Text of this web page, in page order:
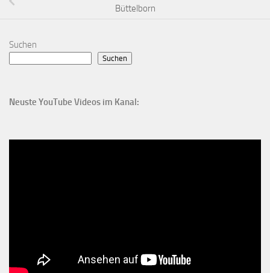
Büttelborn
Suchen
Suchen
Neuste YouTube Videos im Kanal: